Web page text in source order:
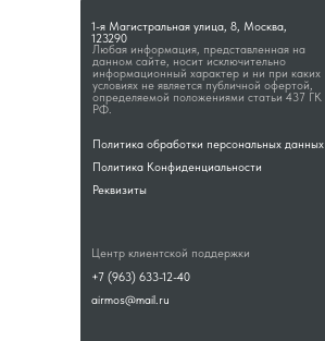
Любая информация, представленная на
данном сайте, носит исключительно
информационный характер и ни при каких
условиях не является публичной офертой,
определяемой положениями статьи 437 ГК
РФ.
1-я Магистральная улица, 8, Москва,
123290
Политика обработки персональных данных
Политика Конфиденциальности
Реквизиты
Центр клиентской поддержки
+7 (963) 633-12-40
airmos@mail.ru